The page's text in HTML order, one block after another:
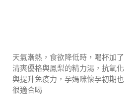
天氣漸熱，食欲降低時，喝杯加了
清爽優格與鳳梨的精力湯，抗氧化
與提升免疫力，孕媽咪懷孕初期也
很適合喝